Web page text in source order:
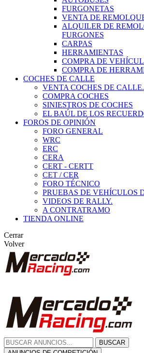
FURGONETAS
VENTA DE
ALQUILER DE
FURGONES
CARPAS
HERRAMIENTAS
COMPRA DE
COMPRA DE
COCHES DE CALLE
VENTA COCHES DE CALLE.
COMPRA COCHES
SINIESTROS DE COCHES
EL BAÚL DE LOS
FOROS DE OPINIÓN
FORO GENERAL
WRC
ERC
CERA
CERT - CERTT
CET / CER
FORO TÉCNICO
PRUEBAS DE VEHÍCULOS
VIDEOS DE RALLY.
A CONTRATRAMO
TIENDA ONLINE
Cerrar
Volver
BUSCAR
ANUNCIOS DE COMPETICIÓN